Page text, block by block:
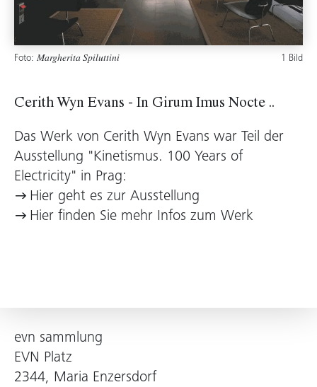
Foto: Margherita Spiluttini 1 Bild
Cerith Wyn Evans - In Girum Imus Nocte ..
Das Werk von Cerith Wyn Evans war Teil der
Ausstellung "Kinetismus. 100 Years of
Electricity" in Prag:
Hier geht es zur Ausstellung
Hier finden Sie mehr Infos zum Werk
evn sammlung
EVN Platz
2344, Maria Enzersdorf